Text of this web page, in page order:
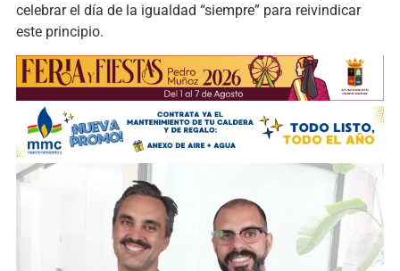
celebrar el día de la igualdad “siempre” para reivindicar
este principio.